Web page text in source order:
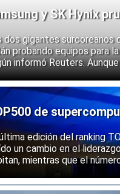
y SK Hynix
dos gigantes surcoreanos
probando equipos para
informó Reuters.
las acciones
la posibilidad de un
de tecnologías
de
una posición
edición del ranking
un cambio en el
mientras que el
su posición entre